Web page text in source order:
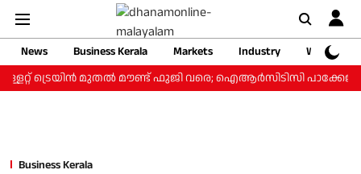
News Business Kerala Markets Industry
Web
ട്രെയിന്‍ മുതല്‍ മൗണ്ട് ഫുജി വരെ; ഐആര്‍സിടിസി പാക്കേജ്
Business Kerala